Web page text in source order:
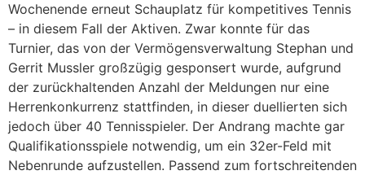
Wochenende erneut Schauplatz für kompetitives Tennis
– in diesem Fall der Aktiven. Zwar konnte für das
Turnier, das von der Vermögensverwaltung Stephan und
Gerrit Mussler großzügig gesponsert wurde, aufgrund
der zurückhaltenden Anzahl der Meldungen nur eine
Herrenkonkurrenz stattfinden, in dieser duellierten sich
jedoch über 40 Tennisspieler. Der Andrang machte gar
Qualifikationsspiele notwendig, um ein 32er-Feld mit
Nebenrunde aufzustellen. Passend zum fortschreitenden